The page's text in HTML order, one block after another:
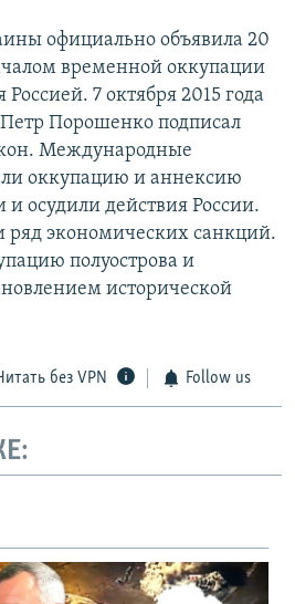
официально объявила 20
временной оккупации
7 октября 2015 года
Порошенко подписал
Международные
оккупацию и аннексию
осудили действия России.
ряд экономических санкций.
полуострова и
исторической
без VPN Follow us